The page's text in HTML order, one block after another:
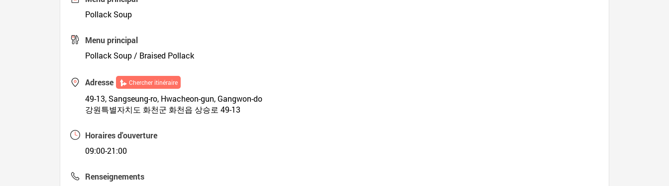
Pollack Soup
Menu principal
Pollack Soup / Braised Pollack
Adresse Chercher itinéraire
49-13, Sangseung-ro, Hwacheon-gun, Gangwon-do
강원특별자치도 화천군 화천읍 상승로 49-13
Horaires d'ouverture
09:00-21:00
Renseignements